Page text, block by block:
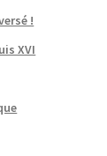
!
XVI